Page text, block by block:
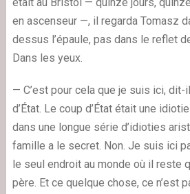
était au Bristol — quinze jours,
en ascenseur —, il regarda Tomasz
dessus l’épaule, pas dans le reflet
Dans les yeux.
— C’est pour cela que je suis ici, dit-
d’État. Le coup d’État était une
dans une longue série d’idioties
famille a le secret. Non. Je suis ici
le seul endroit au monde où il reste
père. Et ce quelque chose, ce n’est